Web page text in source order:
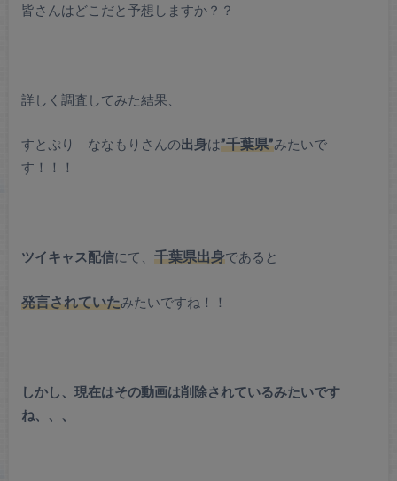
皆さんはどこだと予想しますか？？
詳しく調査してみた結果、
すとぷり ななもりさんの出身は”千葉県”みたいで
す！！！
ツイキャス配信にて、 千葉県出身であると
発言されていたみたいですね！！
しかし、現在はその動画は削除されているみたいです
ね、、、